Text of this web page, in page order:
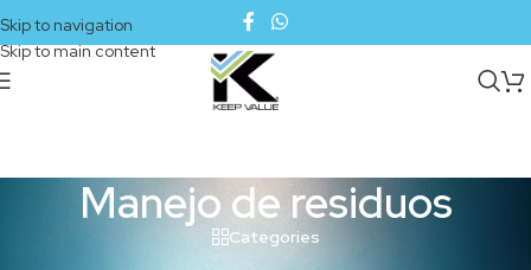
Skip to navigation
Skip to main content
Manejo de residuos
Categories
Manejo de residuos Mostrando 1–12 de 32 resultados